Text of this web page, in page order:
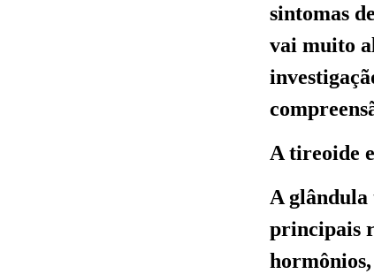
sintomas
vai muito
A tireoide
A glândula
principais